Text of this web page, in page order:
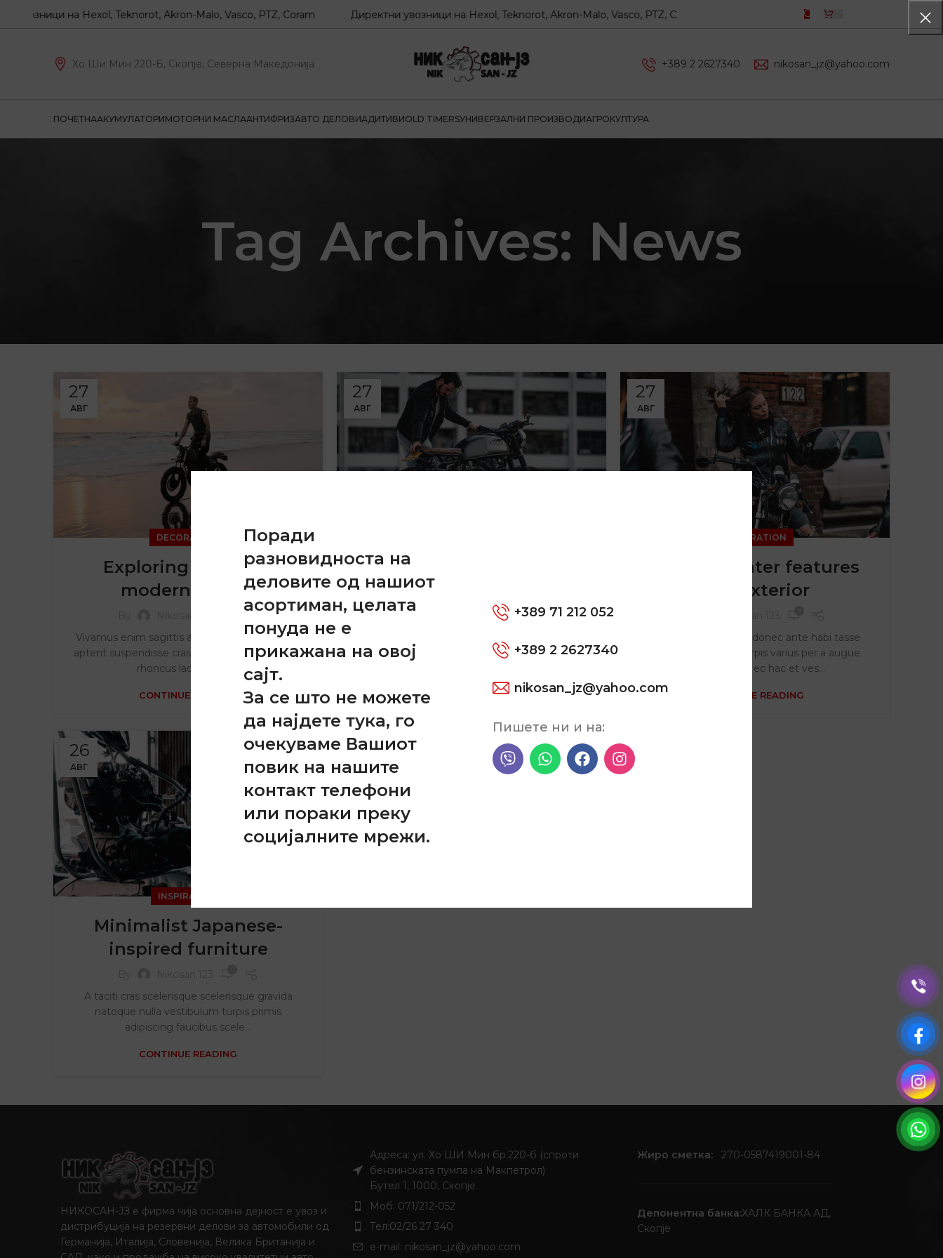
Поради
разновидноста на
деловите од нашиот
асортиман, целата
понуда не е
прикажана на овој
сајт.
За се што не можете
да најдете тука, го
очекуваме Вашиот
повик на нашите
контакт телефони
или пораки преку
социјалните мрежи.
+389 71 212 052
+389 2 2627340
nikosan_jz@yahoo.com
Пишете ни и на:
на Hexol, Teknorot, Akron-Malo, Vasco, PTZ, Coram Директни увозници на Hexol, Teknorot, Akron-Malo, Vasco, PTZ, Coram
Хо Ши Мин 220-Б, Скопје, Северна Македонија +389 2 2627340 nikosan_jz@yahoo.com
ПОЧЕТНААКУМУЛАТОРИМОТОРНИ МАСЛААНТИФРИЗАВТО ДЕЛОВИАДИТИВИOLD TIMERSУНИВЕРЗАЛНИ ПРОИЗВОДИАГРОКУЛТУРА
Tag Archives: News
27
АВГ
DECORATION
Exploring Atlanta’s
modern homes
Vivamus enim sagittis aptent hac mi dui a per
aptent suspendisse cras odio bibendum augue
rhoncus laoreet dui ...
CONTINUE READING
27
АВГ
Collar brings back coffee
brewing ritual
Nikosan.123 0
product pages for web shops, or user profiles in
CONTINUE READING
27
АВГ
DECORATION
Creative water features
and exterior
Ac haca ullamcorper donec ante habi tasse
donec imperdiet eturpis varius per a augue
magna hac. Nec hac et ves...
CONTINUE READING
26
АВГ
INSPIRATION
Minimalist Japanese-
inspired furniture
A taciti cras scelerisque scelerisque gravida
natoque nulla vestibulum turpis primis
adipiscing faucibus scele...
CONTINUE READING
НИКОСАН-ЈЗ е фирма чија основна дејност е увоз и
дистрибуција на резервни делови за автомобили од
Германија, Италија, Словенија, Велика Британија и
Адреса: ул. Хо ШИ Мин бр.220-б (спроти
бензинската пумпа на Макпетрол)
Бутел 1, 1000, Скопје
Моб: 071/212-052
Тел:02/26 27 340
e-mail: nikosan_jz@yahoo.com
Жиро сметка:270-0587419001-84
Депонентна банка:ХАЛК БАНКА АД,
Скопје